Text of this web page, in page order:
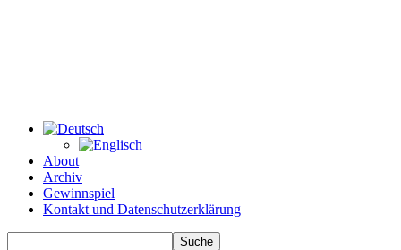
About
Archiv
Gewinnspiel
Kontakt und Datenschutzerklärung